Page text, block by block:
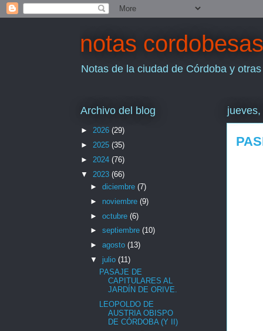
notas cordobesas
Notas de la ciudad de Córdoba y
Archivo del blog
► 2026 (29)
► 2025 (35)
► 2024 (76)
▼ 2023 (66)
► diciembre (7)
► noviembre (9)
► octubre (6)
► septiembre (10)
► agosto (13)
▼ julio (11)
PASAJE DE
CAPITULARES AL
JARDÍN DE ORIVE.
LEOPOLDO DE
AUSTRIA OBISPO
DE CÓRDOBA (Y II)